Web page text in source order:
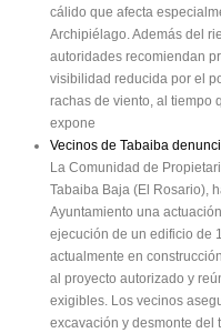
cálido que afecta
Archipiélago. Además del
autoridades recomiendan
visibilidad reducida por el
rachas de viento, al tiempo
expone
Vecinos de Tabaiba
La Comunidad de
Tabaiba Baja (El Rosario),
Ayuntamiento una
ejecución de un edificio de
actualmente en
al proyecto autorizado y
exigibles. Los vecinos
excavación y desmonte del